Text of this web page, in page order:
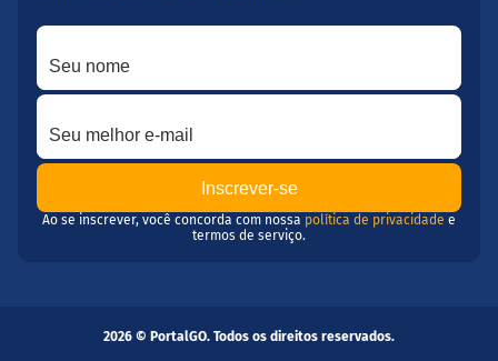
Seu nome
Seu melhor e-mail
Ao se inscrever, você concorda com nossa política de privacidade e
termos de serviço.
2026 © PortalGO. Todos os direitos reservados.